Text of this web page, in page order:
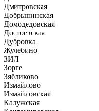
Дмитровская
Добрынинская
Домодедовская
Достоевская
Дубровка
Жулебино
ЗИЛ
Зорге
Зябликово
Измайлово
Измайловская
Калужская